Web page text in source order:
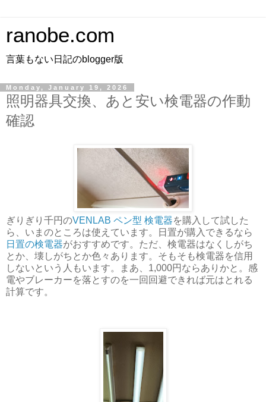
ranobe.com
言葉もない日記のblogger版
Monday, January 19, 2026
照明器具交換、あと安い検電器の作動
確認
ぎりぎり千円のVENLAB ペン型 検電器を購入して試した
ら、いまのところは使えています。日置が購入できるなら
日置の検電器がおすすめです。ただ、検電器はなくしがち
とか、壊しがちとか色々あります。そもそも検電器を信用
しないという人もいます。まあ、1,000円ならありかと。感
電やブレーカーを落とすのを一回回避できれば元はとれる
計算です。